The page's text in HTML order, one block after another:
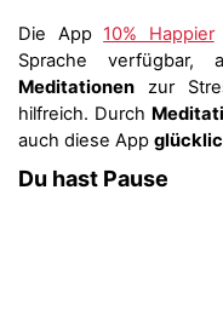
Die App 10% Happier
Sprache verfügbar,
Meditationen zur
hilfreich. Durch
auch diese App
Du hast Pause